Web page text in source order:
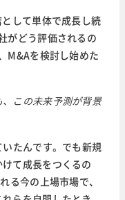
して単体で成長し続
がどう評価されるの
M&Aを検討し始めた
この未来予測が背景
たんです。でも新規
て成長をつくるの
る今の上場市場で、